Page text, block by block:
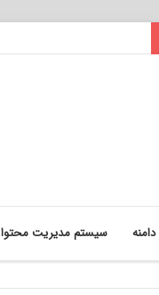
دامنه سیستم مدیریت محتوا